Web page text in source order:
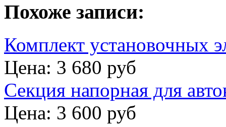
Похоже записи:
Комплект установочных
Цена: 3 680 руб
Секция напорная для
Цена: 3 600 руб